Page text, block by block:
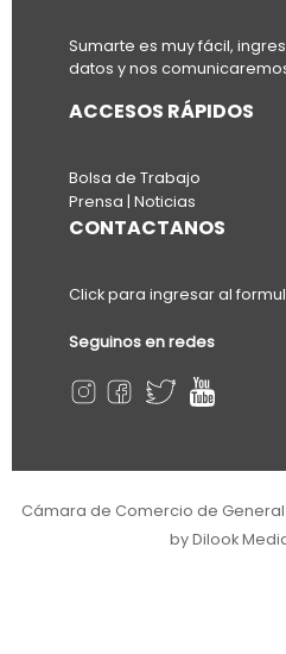
Sumarte es muy fácil,
datos y nos
ACCESOS RÁPIDOS
Bolsa de Trabajo
Prensa | Noticias
CONTACTANOS
Click para ingresar al
Seguinos en redes
Cámara de Comercio de General
by Dilook